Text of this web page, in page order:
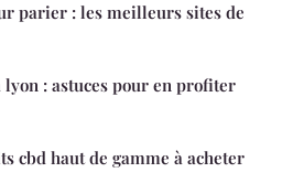
parier : les meilleurs sites de
lyon : astuces pour en profiter
cbd haut de gamme à acheter